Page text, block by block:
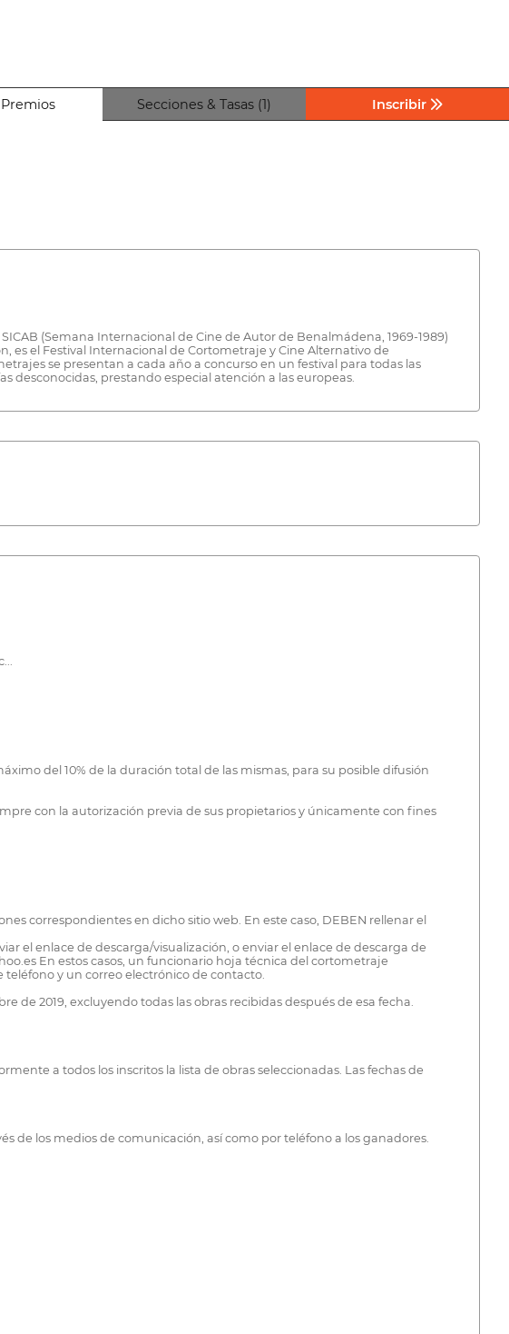
Secciones & Tasas (1) Inscribir
(Semana Internacional de Cine de Autor de Benalmádena, 1969-1989)
es el Festival Internacional de Cortometraje y Cine Alternativo de
se presentan a cada año a concurso en un festival para todas las
prestando especial atención a las europeas.
del 10% de la duración total de las mismas, para su posible difusión
con la autorización previa de sus propietarios y únicamente con fines
correspondientes en dicho sitio web. En este caso, DEBEN rellenar el
el enlace de descarga/visualización, o enviar el enlace de descarga de
En estos casos, un funcionario hoja técnica del cortometraje
y un correo electrónico de contacto.
de 2019, excluyendo todas las obras recibidas después de esa fecha.
a todos los inscritos la lista de obras seleccionadas. Las fechas de
de los medios de comunicación, así como por teléfono a los ganadores.